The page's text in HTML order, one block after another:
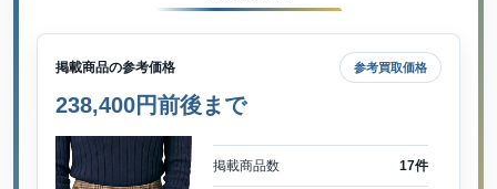
掲載商品の参考価格 参考買取価格
238,400円前後まで
掲載商品数 17件